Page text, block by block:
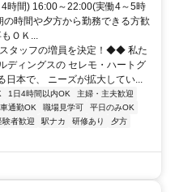
時間) 16:00～22:00(実働4～5時
時間や夕方から勤務できる方歓
ＯＫ...
タッフの増員を決定！◆◆ 私た
ディングスの セレモ・ハートグ
日本で、 ニーズが拡大してい...
1日4時間以内OK
主婦・主夫歓迎
車通勤OK 職場見学可
平日のみOK
験者歓迎 駅ナカ 研修あり
夕方